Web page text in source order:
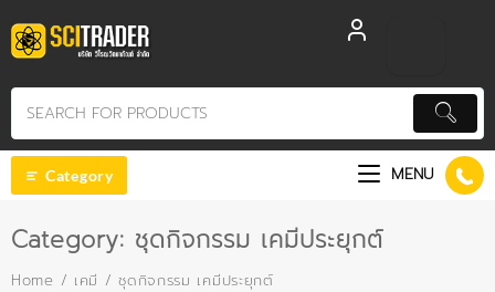
to
content
Category MENU
Category: ชุดกิจกรรม เคมีประยุกต์
Home / เคมี / ชุดกิจกรรม เคมีประยุกต์